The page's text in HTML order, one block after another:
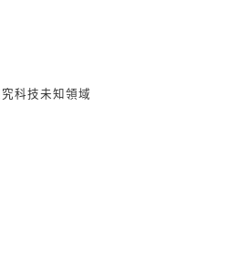
科技未知領域